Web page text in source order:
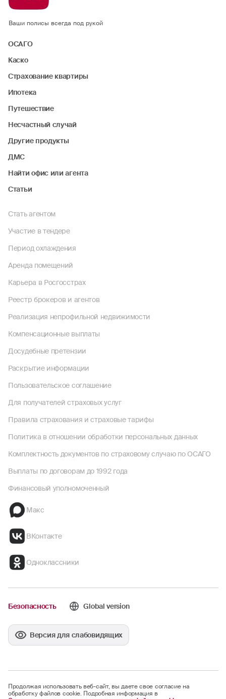
Ваши полисы всегда под рукой
ОСАГО
Каско
Страхование квартиры
Ипотека
Путешествие
Несчастный случай
Другие продукты
ДМС
Найти офис или агента
Статьи
Стать агентом
Участие в тендере
Период охлаждения
Аренда помещений
Карьера в Росгосстрах
Реестр брокеров и агентов
Реализация непрофильной недвижимости
Компенсационные выплаты
Досудебные претензии
Раскрытие информации
Пользовательское соглашение
Для получателей страховых услуг
Правила страхования и страховые тарифы
Политика в отношении обработки персональных данных
Комплектность документов по страховому случаю по ОСАГО
Выплаты по договорам до 1992 года
Финансовый уполномоченный
Макс
ВКонтакте
Одноклассники
Безопасность Global version
Версия для слабовидящих
Продолжая использовать веб-сайт, вы даете свое согласие на
обработку файлов cookie. Подробная информация в